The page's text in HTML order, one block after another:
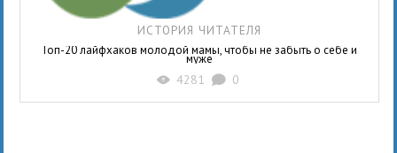
ИСТОРИЯ ЧИТАТЕЛЯ
Топ-20 лайфхаков молодой мамы, чтобы не забыть о себе и
муже
X 4281 K 0